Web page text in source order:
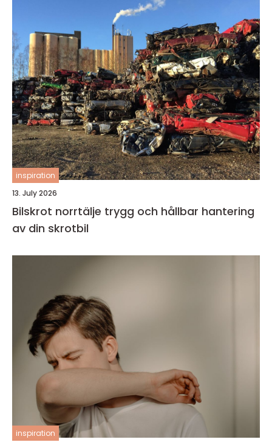
inspiration
13. July 2026
Bilskrot norrtälje trygg och hållbar hantering
av din skrotbil
inspiration